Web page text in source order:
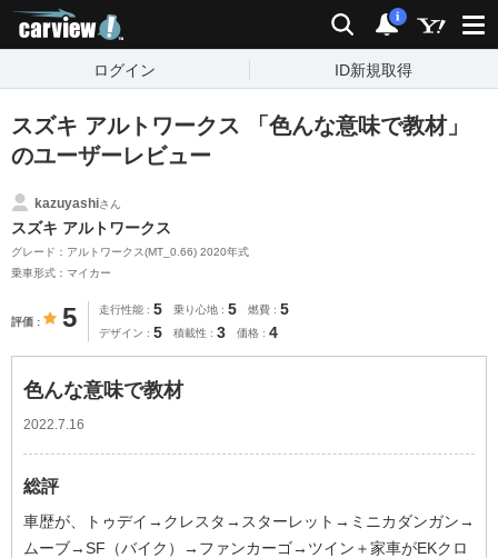
検索 通知
i
ログイン ID新規取得
スズキ アルトワークス 「色んな意味で教材」
のユーザーレビュー
kazuyashiさん
スズキ アルトワークス
グレード：アルトワークス(MT_0.66) 2020年式
乗車形式：マイカー
評価 5 走行性能 5 乗り心地 5 燃費 5
デザイン 5 積載性 3 価格 4
色んな意味で教材
2022.7.16
総評
車歴が、トゥデイ→クレスタ→スターレット→ミニカダンガン→
ムーブ→SF（バイク）→ファンカーゴ→ツイン＋家車がEKクロ